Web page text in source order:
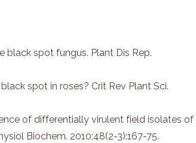
black spot fungus. Plant Dis Rep.
spot in roses? Crit Rev Plant Sci.
of differentially virulent field isolates of
Biochem. 2010;48(2-3):167-75.